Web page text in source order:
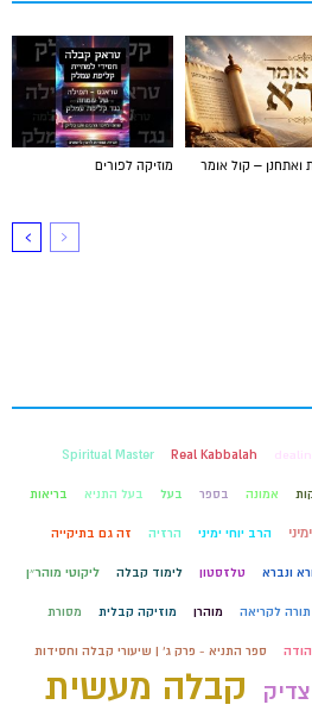
מוזיקה לפורים
ואתחנן – קול אומר
Real Kabbalah
Spiritual Master
אמונה בספר בעל בעל התניא בריאות
הרב יוחי ימיני הרזיה זה גם בתיקייה
ונברא טלזסטון לימוד קבלה ליקוטי מוהר״ן
תורה לקריאה מוהרן מוזיקה קבלית מסורת
ספר התניא - פרק ג' | שיעורי קבלה וחסידות
צדיק קבלה מעשית